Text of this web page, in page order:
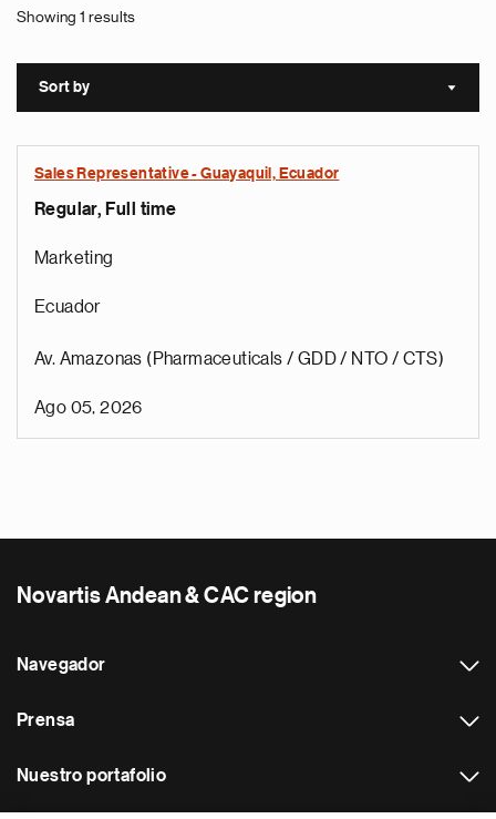
Showing 1 results
Sort by Sort
Sales Representative - Guayaquil, Ecuador
Regular, Full time
Marketing
Ecuador
Av. Amazonas (Pharmaceuticals / GDD / NTO / CTS)
Ago 05, 2026
Novartis Andean & CAC region
Navegador
Prensa
Nuestro portafolio